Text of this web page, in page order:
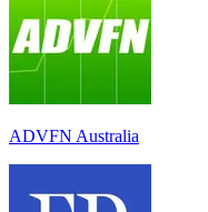
ADVFN Australia